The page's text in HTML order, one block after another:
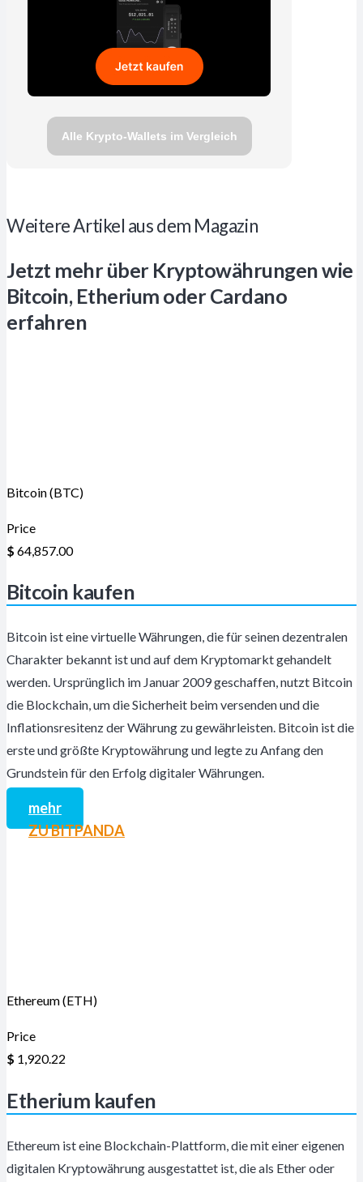
Alle Krypto-Wallets im Vergleich
Weitere Artikel aus dem Magazin
Jetzt mehr über Kryptowährungen wie
Bitcoin, Etherium oder Cardano
erfahren
Bitcoin (BTC)
Price
$ 64,857.00
Bitcoin kaufen
Bitcoin ist eine virtuelle Währungen, die für seinen dezentralen
Charakter bekannt ist und auf dem Kryptomarkt gehandelt
werden. Ursprünglich im Januar 2009 geschaffen, nutzt Bitcoin
die Blockchain, um die Sicherheit beim versenden und die
Inflationsresitenz der Währung zu gewährleisten. Bitcoin ist die
erste und größte Kryptowährung und legte zu Anfang den
Grundstein für den Erfolg digitaler Währungen.
mehr
ZU BITPANDA
Ethereum (ETH)
Price
$ 1,920.22
Etherium kaufen
Ethereum ist eine Blockchain-Plattform, die mit einer eigenen
digitalen Kryptowährung ausgestattet ist, die als Ether oder